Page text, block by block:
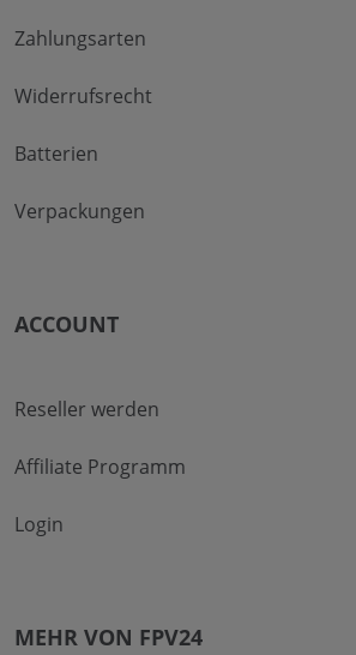
Zahlungsarten
Widerrufsrecht
Batterien
Verpackungen
ACCOUNT
Reseller werden
Affiliate Programm
Login
MEHR VON FPV24